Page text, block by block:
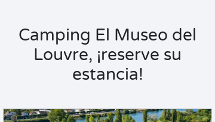
Camping El Museo del
Louvre, ¡reserve su
estancia!